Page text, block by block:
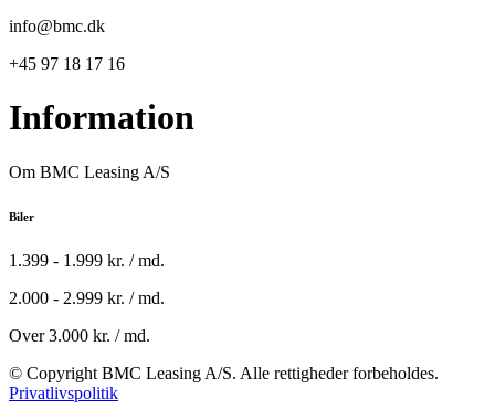
info@bmc.dk
+45 97 18 17 16
Information
Om BMC Leasing A/S
Biler
1.399 - 1.999 kr. / md.
2.000 - 2.999 kr. / md.
Over 3.000 kr. / md.
© Copyright BMC Leasing A/S. Alle rettigheder forbeholdes.
Privatlivspolitik